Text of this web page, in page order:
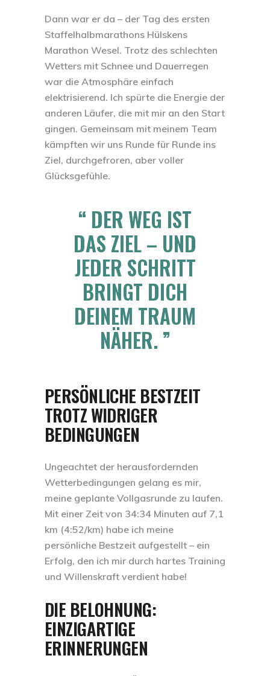
Dann war er da – der Tag des ersten
Staffelhalbmarathons Hülskens
Marathon Wesel. Trotz des schlechten
Wetters mit Schnee und Dauerregen
war die Atmosphäre einfach
elektrisierend. Ich spürte die Energie der
anderen Läufer, die mit mir an den Start
gingen. Gemeinsam mit meinem Team
kämpften wir uns Runde für Runde ins
Ziel, durchgefroren, aber voller
Glücksgefühle.
DER WEG IST
DAS ZIEL – UND
JEDER SCHRITT
BRINGT DICH
DEINEM TRAUM
NÄHER.
PERSÖNLICHE BESTZEIT
TROTZ WIDRIGER
BEDINGUNGEN
Ungeachtet der herausfordernden
Wetterbedingungen gelang es mir,
meine geplante Vollgasrunde zu laufen.
Mit einer Zeit von 34:34 Minuten auf 7,1
km (4:52/km) habe ich meine
persönliche Bestzeit aufgestellt – ein
Erfolg, den ich mir durch hartes Training
und Willenskraft verdient habe!
DIE BELOHNUNG:
EINZIGARTIGE
ERINNERUNGEN